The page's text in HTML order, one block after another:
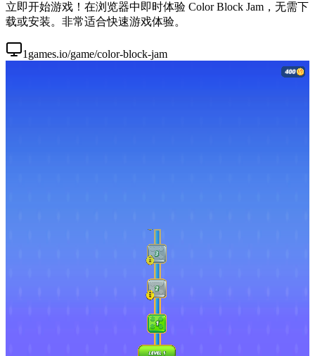
立即开始游戏！在浏览器中即时体验 Color Block Jam，无需下
载或安装。非常适合快速游戏体验。
1games.io/game/color-block-jam